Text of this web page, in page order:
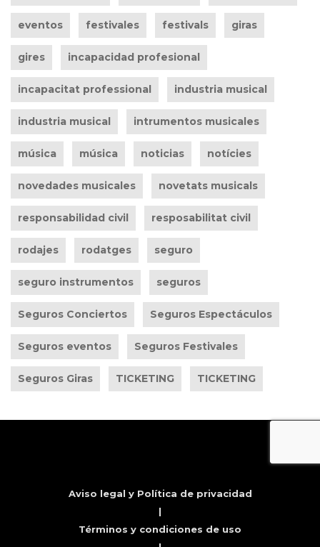
eventos festivales festivals giras
gires incapacidad profesional
incapacitat professional industria musical
industria musical intrumentos musicales
música música noticias notícies
novedades musicales novetats musicals
responsabilidad civil resposabilitat civil
rodajes rodatges seguro
seguro instrumentos seguros
Seguros Conciertos Seguros Espectáculos
Seguros eventos Seguros Festivales
Seguros Giras TICKETING TICKETING
Aviso legal y Política de privacidad
|
Términos y condiciones de uso